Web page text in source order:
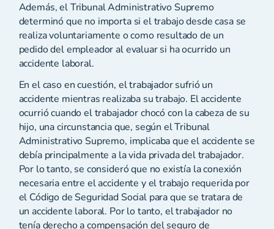
Además, el Tribunal Administrativo Supremo
determinó que no importa si el trabajo desde casa se
realiza voluntariamente o como resultado de un
pedido del empleador al evaluar si ha ocurrido un
accidente laboral.
En el caso en cuestión, el trabajador sufrió un
accidente mientras realizaba su trabajo. El accidente
ocurrió cuando el trabajador chocó con la cabeza de su
hijo, una circunstancia que, según el Tribunal
Administrativo Supremo, implicaba que el accidente se
debía principalmente a la vida privada del trabajador.
Por lo tanto, se consideró que no existía la conexión
necesaria entre el accidente y el trabajo requerida por
el Código de Seguridad Social para que se tratara de
un accidente laboral. Por lo tanto, el trabajador no
tenía derecho a compensación del seguro de